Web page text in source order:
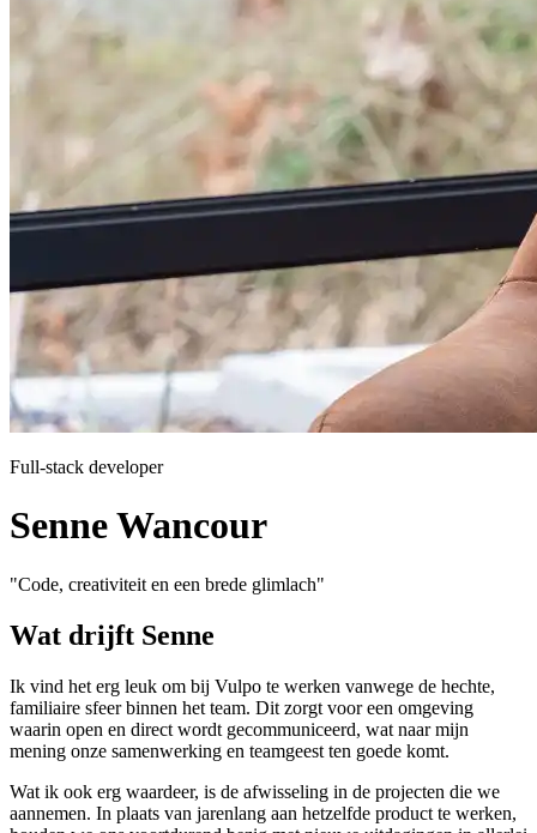
Full-stack developer
Senne Wancour
"Code, creativiteit en een brede glimlach"
Wat drijft Senne
Ik vind het erg leuk om bij Vulpo te werken vanwege de hechte,
familiaire sfeer binnen het team. Dit zorgt voor een omgeving
waarin open en direct wordt gecommuniceerd, wat naar mijn
mening onze samenwerking en teamgeest ten goede komt.
Wat ik ook erg waardeer, is de afwisseling in de projecten die we
aannemen. In plaats van jarenlang aan hetzelfde product te werken,